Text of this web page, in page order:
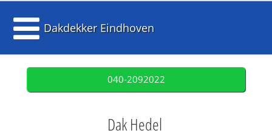
Dakdekker Eindhoven
040-2092022
Dak Hedel